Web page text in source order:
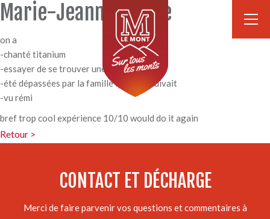
Marie-Jeanne Lépine
on a
-chanté titanium
-essayer de se trouver une place à dîner
-été dépassées par la famille qui nous suivait
-vu rémi
bref trop cool expérience 10/10 would do it again
Retour >
CONTACT ET DÉCHARGE
Merci de faire parvenir vos questions et commentaires à